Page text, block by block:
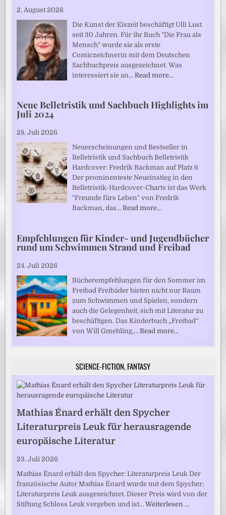
2. August 2026
Die Kunst der Eiszeit beschäftigt Ulli Lust
seit 30 Jahren. Für ihr Buch "Die Frau als
Mensch" wurde sie als erste
Comiczeichnerin mit dem Deutschen
Sachbuchpreis ausgezeichnet. Was
interessiert sie an…Read more…
Neue Belletristik und Sachbuch Highlights im
Juli 2024
28. Juli 2026
Neuerscheinungen und Bestseller in
Belletristik und Sachbuch Belletristik
Hardcover: Fredrik Backman auf Platz 6
Der prominenteste Neueinstieg in den
Belletristik-Hardcover-Charts ist das Werk
"Freunde fürs Leben" von Fredrik
Backman, das…Read more…
Empfehlungen für Kinder- und Jugendbücher
rund um Schwimmen Strand und Freibad
24. Juli 2026
Bücherempfehlungen für den Sommer im
Freibad Freibäder bieten nicht nur Raum
zum Schwimmen und Spielen, sondern
auch die Gelegenheit, sich mit Literatur zu
beschäftigen. Das Kinderbuch „Freibad“
von Will Gmehling,…Read more…
SCIENCE-FICTION, FANTASY
Mathias Énard erhält den Spycher
Literaturpreis Leuk für herausragende
europäische Literatur
23. Juli 2026
Mathias Énard erhält den Spycher: Literaturpreis Leuk Der
französische Autor Mathias Énard wurde mit dem Spycher:
Literaturpreis Leuk ausgezeichnet. Dieser Preis wird von der
Stiftung Schloss Leuk vergeben und ist…Weiterlesen …